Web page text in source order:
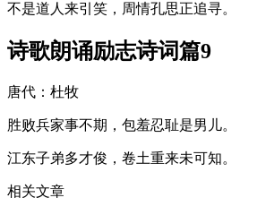
不是道人来引笑，周情孔思正追寻。
诗歌朗诵励志诗词篇9
唐代：杜牧
胜败兵家事不期，包羞忍耻是男儿。
江东子弟多才俊，卷土重来未可知。
相关文章